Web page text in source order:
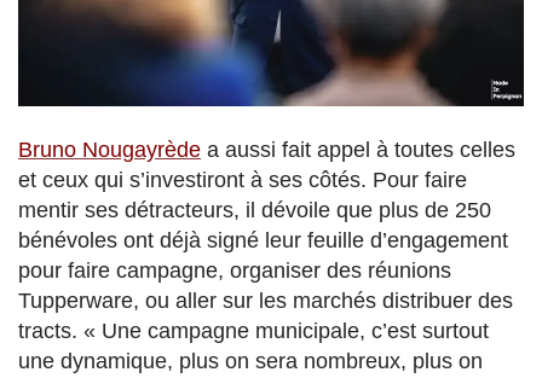
Bruno Nougayrède a aussi fait appel à toutes celles
et ceux qui s’investiront à ses côtés. Pour faire
mentir ses détracteurs, il dévoile que plus de 250
bénévoles ont déjà signé leur feuille d’engagement
pour faire campagne, organiser des réunions
Tupperware, ou aller sur les marchés distribuer des
tracts. « Une campagne municipale, c’est surtout
une dynamique, plus on sera nombreux, plus on